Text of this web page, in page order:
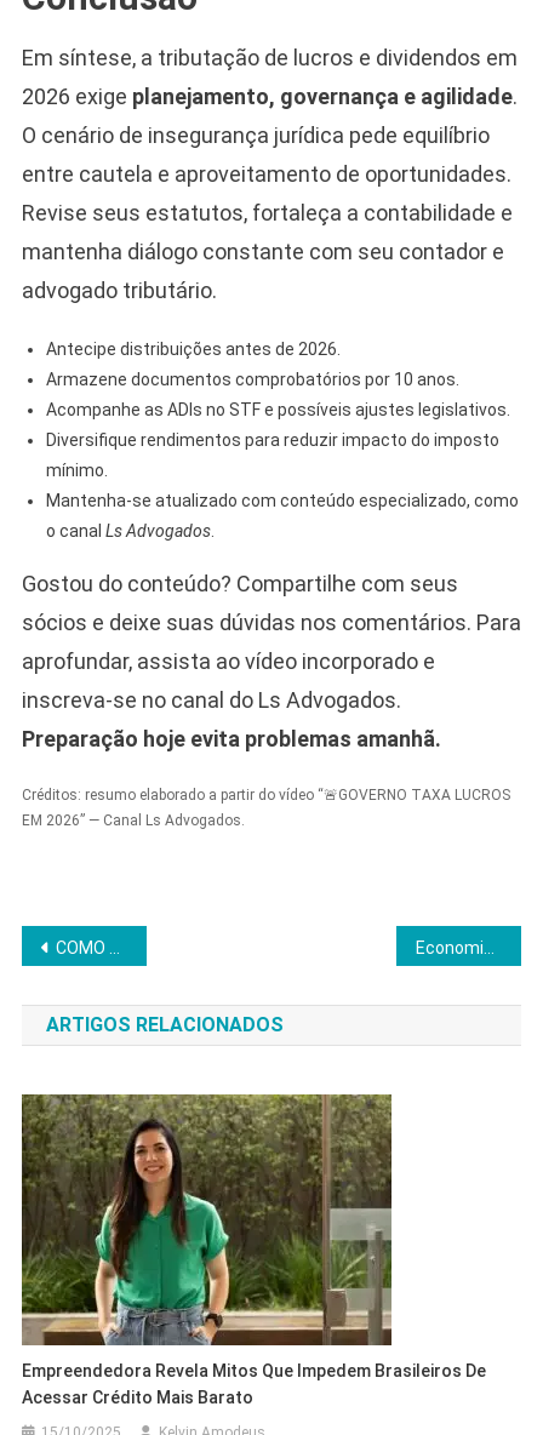
Em síntese, a tributação de lucros e dividendos em
2026 exige planejamento, governança e agilidade.
O cenário de insegurança jurídica pede equilíbrio
entre cautela e aproveitamento de oportunidades.
Revise seus estatutos, fortaleça a contabilidade e
mantenha diálogo constante com seu contador e
advogado tributário.
Antecipe distribuições antes de 2026.
Armazene documentos comprobatórios por 10 anos.
Acompanhe as ADIs no STF e possíveis ajustes legislativos.
Diversifique rendimentos para reduzir impacto do imposto
mínimo.
Mantenha-se atualizado com conteúdo especializado, como
o canal Ls Advogados.
Gostou do conteúdo? Compartilhe com seus
sócios e deixe suas dúvidas nos comentários. Para
aprofundar, assista ao vídeo incorporado e
inscreva-se no canal do Ls Advogados.
Preparação hoje evita problemas amanhã.
Créditos: resumo elaborado a partir do vídeo “🚨GOVERNO TAXA LUCROS
EM 2026” — Canal Ls Advogados.
Navegação
de
Post
COMO SAIR DO ZERO NA SUA LOJA E COMEÇAR A VENDER SEM PARAR EM 2026
ARTIGOS RELACIONADOS
Empreendedora Revela Mitos Que Impedem Brasileiros De
Acessar Crédito Mais Barato